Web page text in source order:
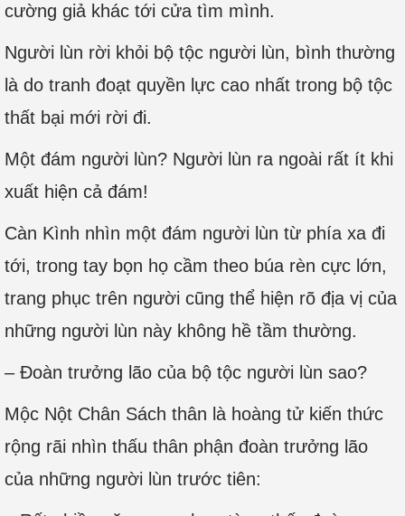
cường giả khác tới cửa tìm mình.
Người lùn rời khỏi bộ tộc người lùn, bình thường
là do tranh đoạt quyền lực cao nhất trong bộ tộc
thất bại mới rời đi.
Một đám người lùn? Người lùn ra ngoài rất ít khi
xuất hiện cả đám!
Càn Kình nhìn một đám người lùn từ phía xa đi
tới, trong tay bọn họ cầm theo búa rèn cực lớn,
trang phục trên người cũng thể hiện rõ địa vị của
những người lùn này không hề tầm thường.
– Đoàn trưởng lão của bộ tộc người lùn sao?
Mộc Nột Chân Sách thân là hoàng tử kiến thức
rộng rãi nhìn thấu thân phận đoàn trưởng lão
của những người lùn trước tiên: